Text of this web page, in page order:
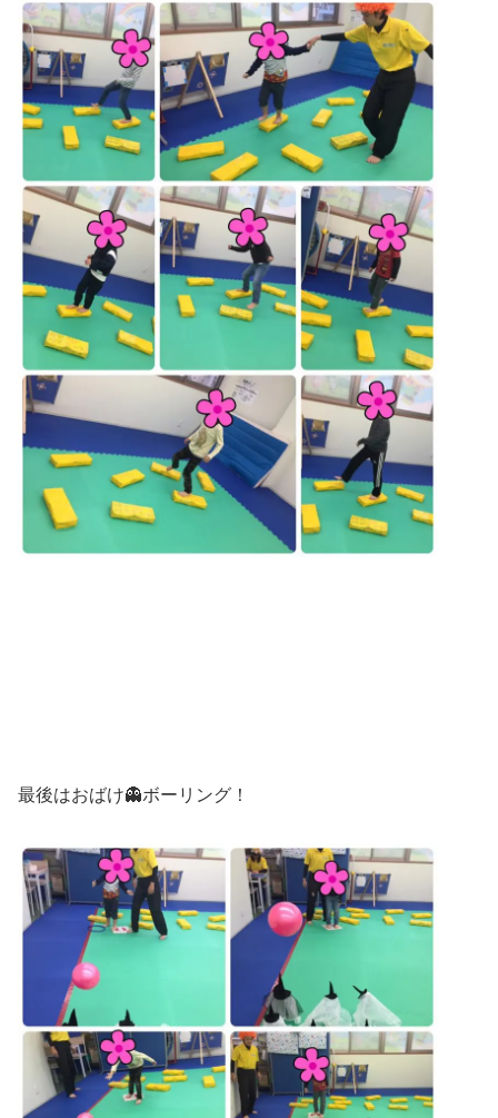
最後はおばけ👻ボーリング！